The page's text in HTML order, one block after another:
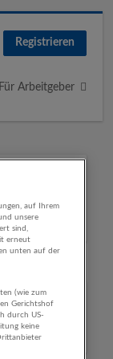
Registrieren
Für Arbeitgeber
auf Ihrem
unsere
sind,
erneut
unten auf der
(wie zum
Gerichtshof
durch US-
keine